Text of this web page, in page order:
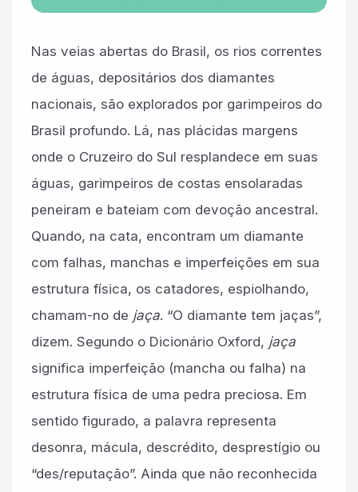
Nas veias abertas do Brasil, os rios correntes
de águas, depositários dos diamantes
nacionais, são explorados por garimpeiros do
Brasil profundo. Lá, nas plácidas margens
onde o Cruzeiro do Sul resplandece em suas
águas, garimpeiros de costas ensolaradas
peneiram e bateiam com devoção ancestral.
Quando, na cata, encontram um diamante
com falhas, manchas e imperfeições em sua
estrutura física, os catadores, espiolhando,
chamam-no de jaça. “O diamante tem jaças”,
dizem. Segundo o Dicionário Oxford, jaça
significa imperfeição (mancha ou falha) na
estrutura física de uma pedra preciosa. Em
sentido figurado, a palavra representa
desonra, mácula, descrédito, desprestígio ou
“des/reputação”. Ainda que não reconhecida